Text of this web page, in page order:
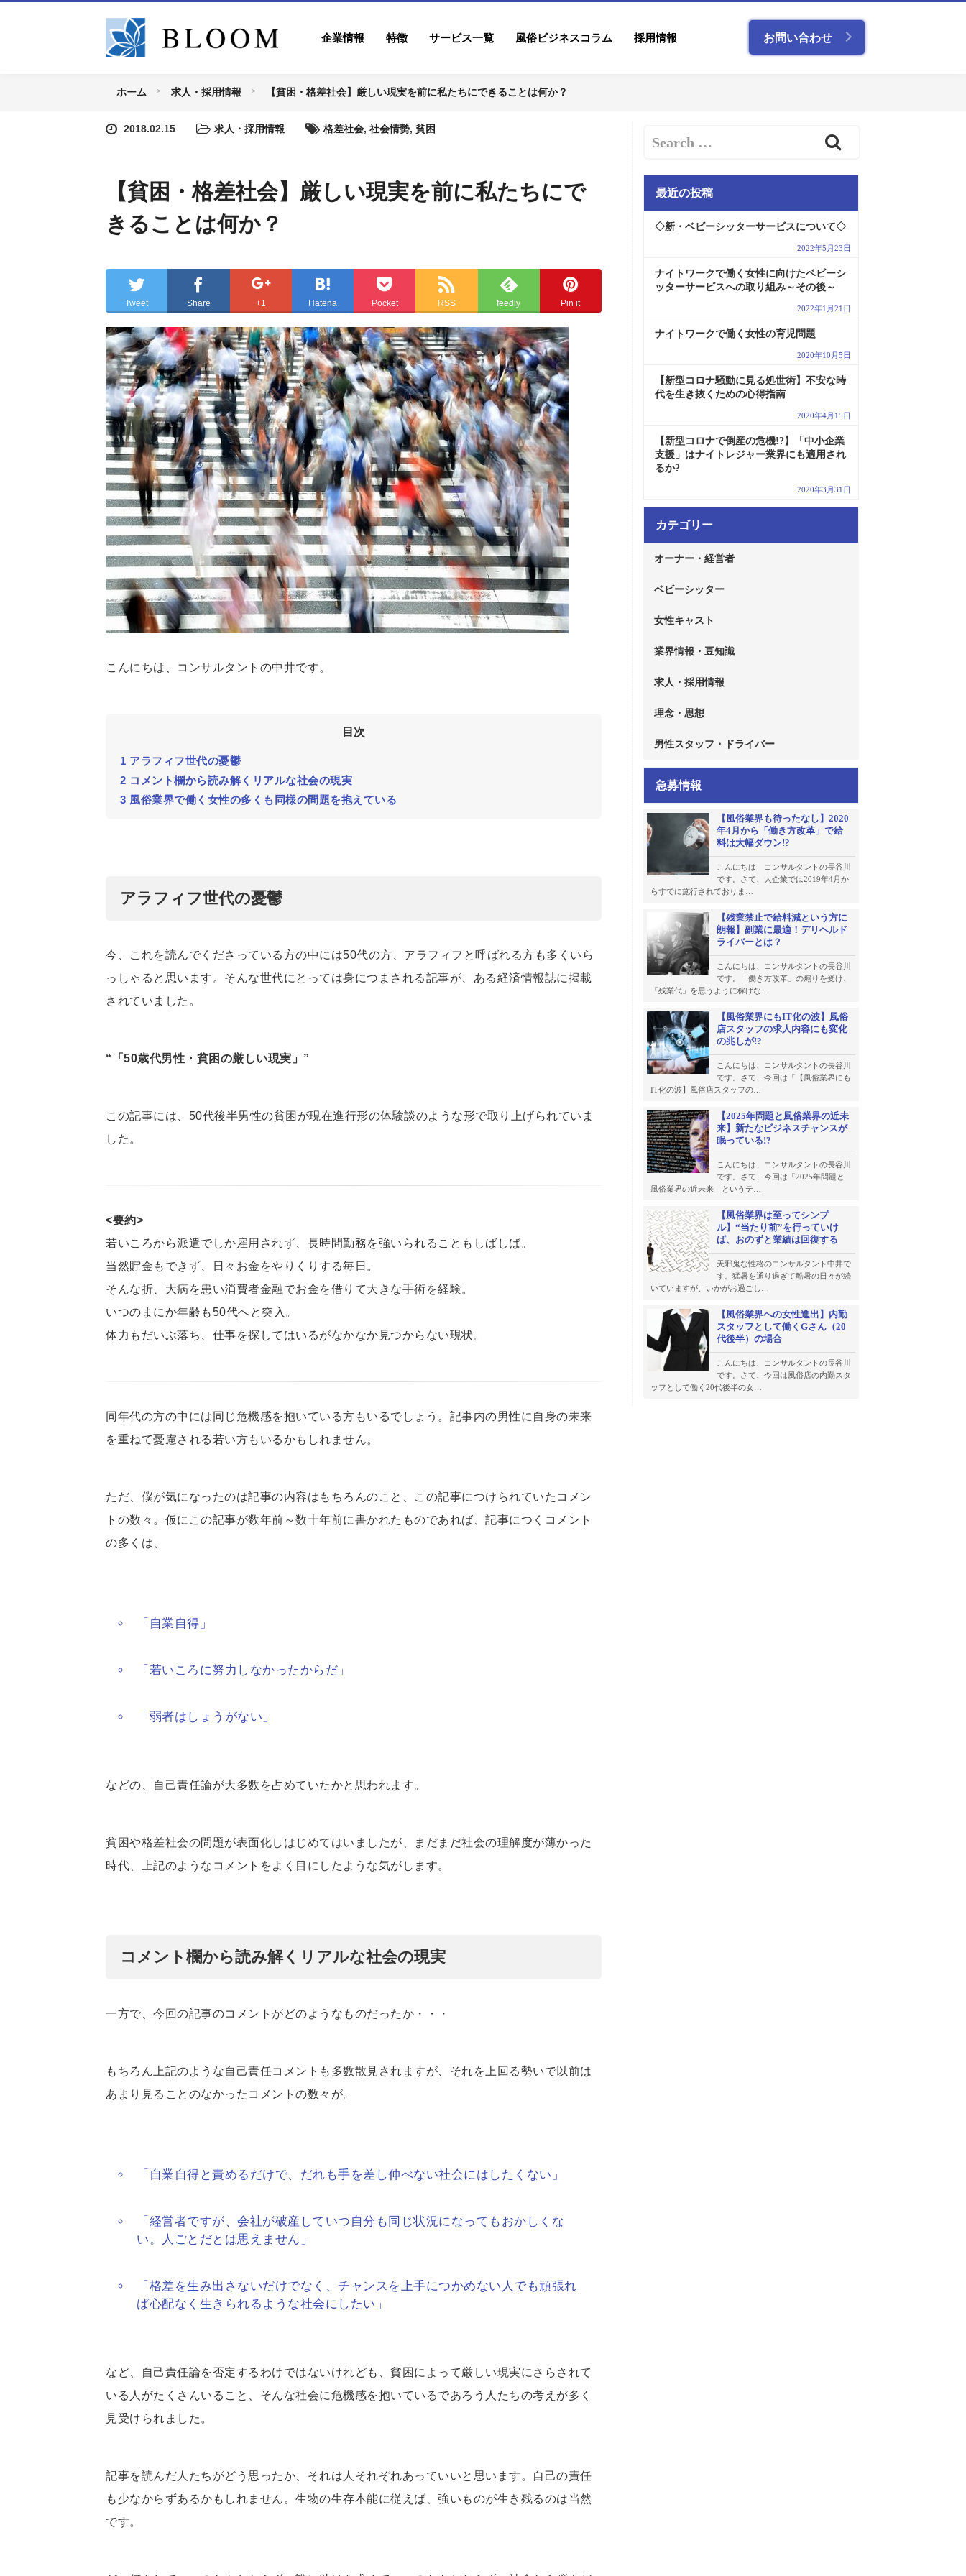
企業情報 特徴 サービス一覧 風俗ビジネスコラム 採用情報 お問い合わせ
ホーム 求人・採用情報 【貧困・格差社会】厳しい現実を前に私たちにできることは何か？
2018.02.15 求人・採用情報 格差社会, 社会情勢, 貧困
【貧困・格差社会】厳しい現実を前に私たちにで
きることは何か？
Tweet Share +1 Hatena Pocket RSS feedly Pin it
こんにちは、コンサルタントの中井です。
目次
1 アラフィフ世代の憂鬱
2 コメント欄から読み解くリアルな社会の現実
3 風俗業界で働く女性の多くも同様の問題を抱えている
アラフィフ世代の憂鬱
今、これを読んでくださっている方の中には50代の方、アラフィフと呼ばれる方も多くいら
っしゃると思います。そんな世代にとっては身につまされる記事が、ある経済情報誌に掲載
されていました。
“「50歳代男性・貧困の厳しい現実」”
この記事には、50代後半男性の貧困が現在進行形の体験談のような形で取り上げられていま
した。
<要約>
若いころから派遣でしか雇用されず、長時間勤務を強いられることもしばしば。
当然貯金もできず、日々お金をやりくりする毎日。
そんな折、大病を患い消費者金融でお金を借りて大きな手術を経験。
いつのまにか年齢も50代へと突入。
体力もだいぶ落ち、仕事を探してはいるがなかなか見つからない現状。
同年代の方の中には同じ危機感を抱いている方もいるでしょう。記事内の男性に自身の未来
を重ねて憂慮される若い方もいるかもしれません。
ただ、僕が気になったのは記事の内容はもちろんのこと、この記事につけられていたコメン
トの数々。仮にこの記事が数年前～数十年前に書かれたものであれば、記事につくコメント
の多くは、
「自業自得」
「若いころに努力しなかったからだ」
「弱者はしょうがない」
などの、自己責任論が大多数を占めていたかと思われます。
貧困や格差社会の問題が表面化しはじめてはいましたが、まだまだ社会の理解度が薄かった
時代、上記のようなコメントをよく目にしたような気がします。
コメント欄から読み解くリアルな社会の現実
一方で、今回の記事のコメントがどのようなものだったか・・・
もちろん上記のような自己責任コメントも多数散見されますが、それを上回る勢いで以前は
あまり見ることのなかったコメントの数々が。
「自業自得と責めるだけで、だれも手を差し伸べない社会にはしたくない」
「経営者ですが、会社が破産していつ自分も同じ状況になってもおかしくな
い。人ごとだとは思えません」
「格差を生み出さないだけでなく、チャンスを上手につかめない人でも頑張れ
ば心配なく生きられるような社会にしたい」
など、自己責任論を否定するわけではないけれども、貧困によって厳しい現実にさらされて
いる人がたくさんいること、そんな社会に危機感を抱いているであろう人たちの考えが多く
見受けられました。
記事を読んだ人たちがどう思ったか、それは人それぞれあっていいと思います。自己の責任
も少なからずあるかもしれません。生物の生存本能に従えば、強いものが生き残るのは当然
です。
最近の投稿
◇新・ベビーシッターサービスについて◇
2022年5月23日
ナイトワークで働く女性に向けたベビーシ
ッターサービスへの取り組み～その後～
2022年1月21日
ナイトワークで働く女性の育児問題
2020年10月5日
【新型コロナ騒動に見る処世術】不安な時
代を生き抜くための心得指南
2020年4月15日
【新型コロナで倒産の危機!?】「中小企業
支援」はナイトレジャー業界にも適用され
るか?
2020年3月31日
カテゴリー
オーナー・経営者
ベビーシッター
女性キャスト
業界情報・豆知識
求人・採用情報
理念・思想
男性スタッフ・ドライバー
急募情報
【風俗業界も待ったなし】2020
年4月から「働き方改革」で給
料は大幅ダウン!?
こんにちは コンサルタントの長谷川
です。さて、大企業では2019年4月か
らすでに施行されておりま…
【残業禁止で給料減という方に
朗報】副業に最適！デリヘルド
ライバーとは？
こんにちは、コンサルタントの長谷川
です。「働き方改革」の煽りを受け、
「残業代」を思うように稼げな…
【風俗業界にもIT化の波】風俗
店スタッフの求人内容にも変化
の兆しが!?
こんにちは、コンサルタントの長谷川
です。さて、今回は「【風俗業界にも
IT化の波】風俗店スタッフの…
【2025年問題と風俗業界の近未
来】新たなビジネスチャンスが
眠っている!?
こんにちは、コンサルタントの長谷川
です。さて、今回は「2025年問題と
風俗業界の近未来」というテ…
【風俗業界は至ってシンプ
ル】“当たり前”を行っていけ
ば、おのずと業績は回復する
天邪鬼な性格のコンサルタント中井で
す。猛暑を通り過ぎて酷暑の日々が続
いていますが、いかがお過ごし…
【風俗業界への女性進出】内勤
スタッフとして働くGさん（20
代後半）の場合
こんにちは、コンサルタントの長谷川
です。さて、今回は風俗店の内勤スタ
ッフとして働く20代後半の女…